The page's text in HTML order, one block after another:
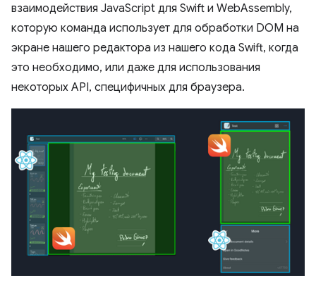
взаимодействия JavaScript для Swift и WebAssembly,
которую команда использует для обработки DOM на
экране нашего редактора из нашего кода Swift, когда
это необходимо, или даже для использования
некоторых API, специфичных для браузера.